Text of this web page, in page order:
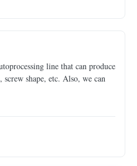
line that can produce
shape, etc. Also, we can